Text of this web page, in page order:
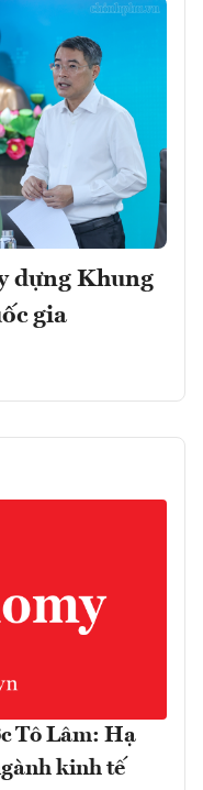
dựng Khung
gia
Tô Lâm: Hạ
kinh tế